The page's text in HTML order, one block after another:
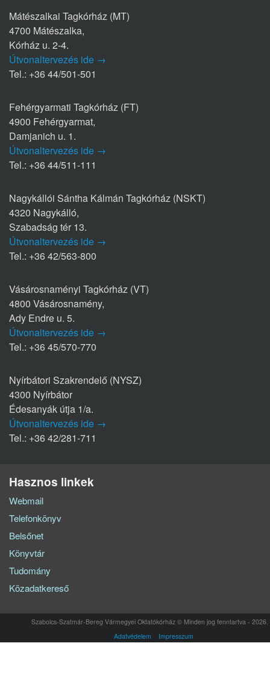
Mátészalkai Tagkórház (MT)
4700 Mátészalka,
Kórház u. 2-4.
Útvonaltervezés ide →
Tel.: +36 44/501-501
Fehérgyarmati Tagkórház (FT)
4900 Fehérgyarmat,
Damjanich u. 1.
Útvonaltervezés ide →
Tel.: +36 44/511-111
Nagykállói Sántha Kálmán Tagkórház (NSKT)
4320 Nagykálló,
Szabadság tér 13.
Útvonaltervezés ide →
Tel.: +36 42/563-800
Vásárosnaményi Tagkórház (VT)
4800 Vásárosnamény,
Ady Endre u. 5.
Útvonaltervezés ide →
Tel.: +36 45/570-770
Nyírbátori Szakrendelő (NYSZ)
4300 Nyírbátor
Édesanyák útja 1/a.
Útvonaltervezés ide →
Tel.: +36 42/281-711
Hasznos linkek
Webmail
Telefonkönyv
Belsőnet
Könyvtár
Tudomány
Közadatkereső
Szabolcs-Szatmár-Bereg Vármegyei Oktatókórház © Minden jog fenntartva - 2026.
Adatvédelem
Impresszum